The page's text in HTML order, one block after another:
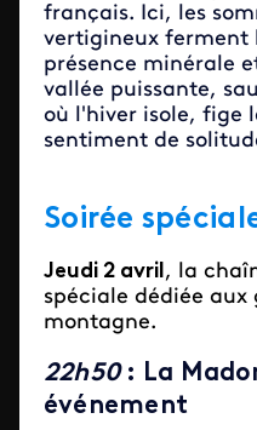
français. Ici, les
vertigineux ferment
présence minérale
vallée puissante,
où l'hiver isole, fige
sentiment de
Soirée
Jeudi 2 avril, la
spéciale dédiée aux
montagne.
22h50 : La
événement